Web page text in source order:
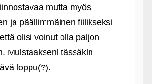
mutta myös
ja päällimmäinen fiilikseksi
olisi voinut olla paljon
Muistaakseni tässäkin
loppu(?).